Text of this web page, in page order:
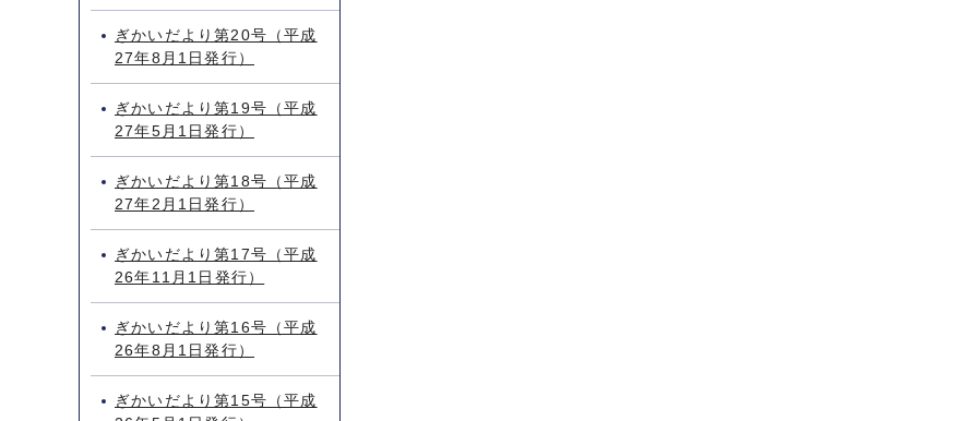
ぎかいだより第20号（平成
27年8月1日発行）
ぎかいだより第19号（平成
27年5月1日発行）
ぎかいだより第18号（平成
27年2月1日発行）
ぎかいだより第17号（平成
26年11月1日発行）
ぎかいだより第16号（平成
26年8月1日発行）
ぎかいだより第15号（平成